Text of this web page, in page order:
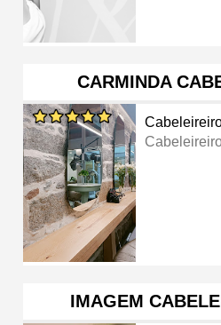
CARMINDA
IMAGEM